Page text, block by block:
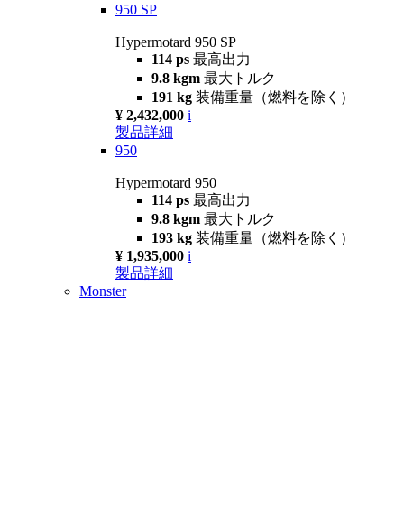
950 SP
Hypermotard 950 SP
114 ps 最高出力
9.8 kgm 最大トルク
191 kg 装備重量（燃料を除く）
¥ 2,432,000 i
製品詳細
950
Hypermotard 950
114 ps 最高出力
9.8 kgm 最大トルク
193 kg 装備重量（燃料を除く）
¥ 1,935,000 i
製品詳細
Monster